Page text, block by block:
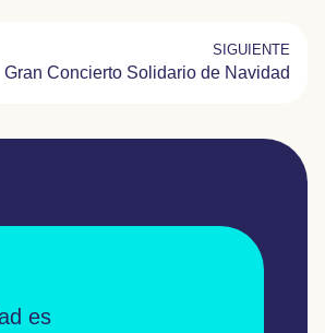
SIGUIENTE
Gran Concierto Solidario de Navidad
es